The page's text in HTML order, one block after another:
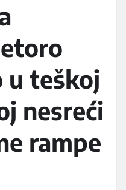
u teškoj
nesreći
rampe